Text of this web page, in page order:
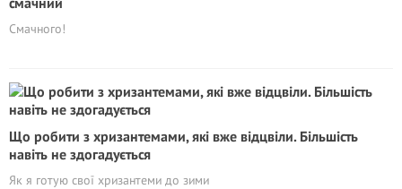
Смачного!
Що робити з хризантемами, які вже відцвіли. Більшість
навіть не здогадується
Як я готую свої хризантеми до зими